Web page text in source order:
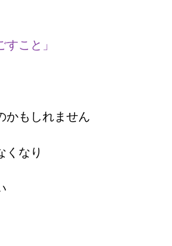
こと」
かもしれません
くなり